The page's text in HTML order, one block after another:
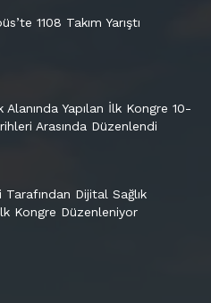
1108 Takım Yarıştı
Alanında Yapılan İlk Kongre 10-
Arasında Düzenlendi
Tarafından Dijital Sağlık
Kongre Düzenleniyor